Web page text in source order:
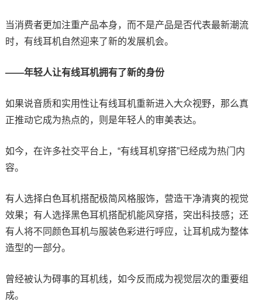
当消费者更加注重产品本身，而不是产品是否代表最新潮流
时，有线耳机自然迎来了新的发展机会。
——年轻人让有线耳机拥有了新的身份
如果说音质和实用性让有线耳机重新进入大众视野，那么真
正推动它成为热点的，则是年轻人的审美表达。
如今，在许多社交平台上，“有线耳机穿搭”已经成为热门内
容。
有人选择白色耳机搭配极简风格服饰，营造干净清爽的视觉
效果；有人选择黑色耳机搭配机能风穿搭，突出科技感；还
有人将不同颜色耳机与服装色彩进行呼应，让耳机成为整体
造型的一部分。
曾经被认为碍事的耳机线，如今反而成为视觉层次的重要组
成。